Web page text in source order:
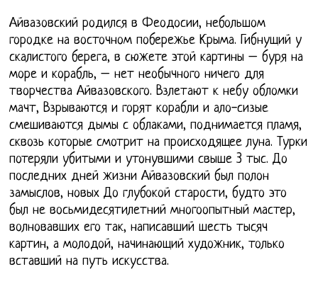
Айвазовский родился в Феодосии, небольшом
городке на восточном побережье Крыма. Гибнущий у
скалистого берега, в сюжете этой картины – буря на
море и корабль, – нет необычного ничего для
творчества Айвазовского. Взлетают к небу обломки
мачт, Взрываются и горят корабли и ало-сизые
смешиваются дымы с облаками, поднимается пламя,
сквозь которые смотрит на происходящее луна. Турки
потеряли убитыми и утонувшими свыше 3 тыс. До
последних дней жизни Айвазовский был полон
замыслов, новых До глубокой старости, будто это
был не восьмидесятилетний многоопытный мастер,
волновавших его так, написавший шесть тысяч
картин, а молодой, начинающий художник, только
вставший на путь искусства.